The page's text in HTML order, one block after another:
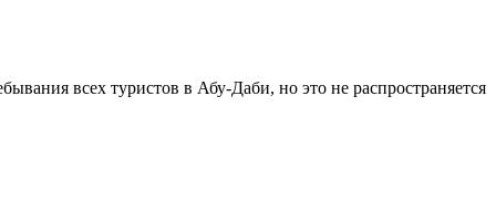
всех туристов в Абу-Даби, но это не распространяется